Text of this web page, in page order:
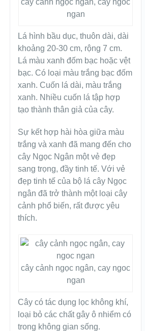
cây cảnh ngọc ngân, cay ngoc
ngan
Lá hình bầu dục, thuôn dài, dài
khoảng 20-30 cm, rộng 7 cm.
Lá màu xanh đốm bạc hoặc vệt
bạc. Có loại màu trắng bạc đốm
xanh. Cuốn lá dài, màu trắng
xanh. Nhiều cuốn lá tập hợp
tạo thành thân giả của cây.
Sự kết hợp hài hòa giữa màu
trắng và xanh đã mang đến cho
cây Ngọc Ngân một vẻ đẹp
sang trọng, đầy tinh tế. Với vẻ
đẹp tinh tế của bộ lá cây Ngọc
ngân đã trở thành một loại cây
cảnh phổ biến, rất được yêu
thích.
cây cảnh ngọc ngân, cay ngoc
ngan
Cây có tác dụng lọc không khí,
loại bỏ các chất gây ô nhiểm có
trong không gian sống.